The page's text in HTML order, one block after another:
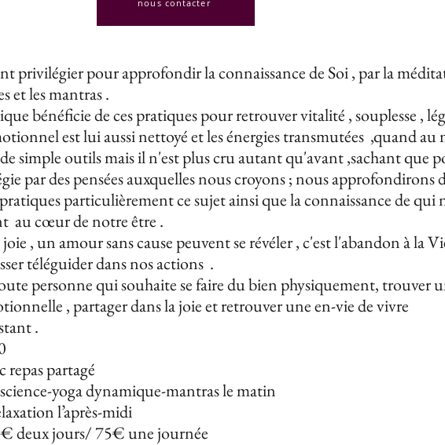
nous contacter
privilégier pour approfondir la connaissance de Soi , par la
et les mantras .
bénéficie de ces pratiques pour retrouver vitalité , souplesse ,
est lui aussi nettoyé et les énergies transmutées ,quand au
de simple outils mais il n'est plus cru autant qu'avant ,sachant que
par des pensées auxquelles nous croyons ; nous approfondirons
particulièrement ce sujet ainsi que la connaissance de qui
au cœur de notre être .
, un amour sans cause peuvent se révéler , c'est l'abandon à la
téléguider dans nos actions .
personne qui souhaite se faire du bien physiquement, trouver
, partager dans la joie et retrouver une en-vie de vivre
.
repas partagé
yoga dynamique-mantras le matin
l’après-midi
deux jours/ 75€ une journée